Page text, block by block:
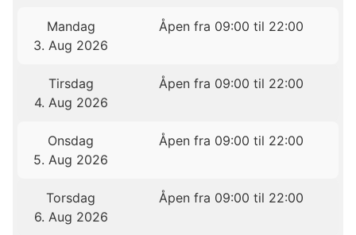
Mandag
3. Aug 2026
Åpen fra 09:00 til 22:00
Tirsdag
4. Aug 2026
Åpen fra 09:00 til 22:00
Onsdag
5. Aug 2026
Åpen fra 09:00 til 22:00
Torsdag
6. Aug 2026
Åpen fra 09:00 til 22:00